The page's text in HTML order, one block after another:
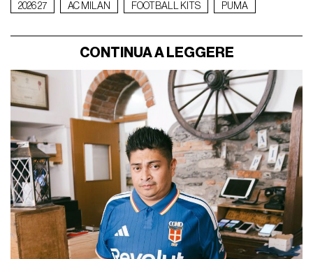
2026 27 AC MILAN FOOTBALL KITS PUMA
CONTINUA A LEGGERE